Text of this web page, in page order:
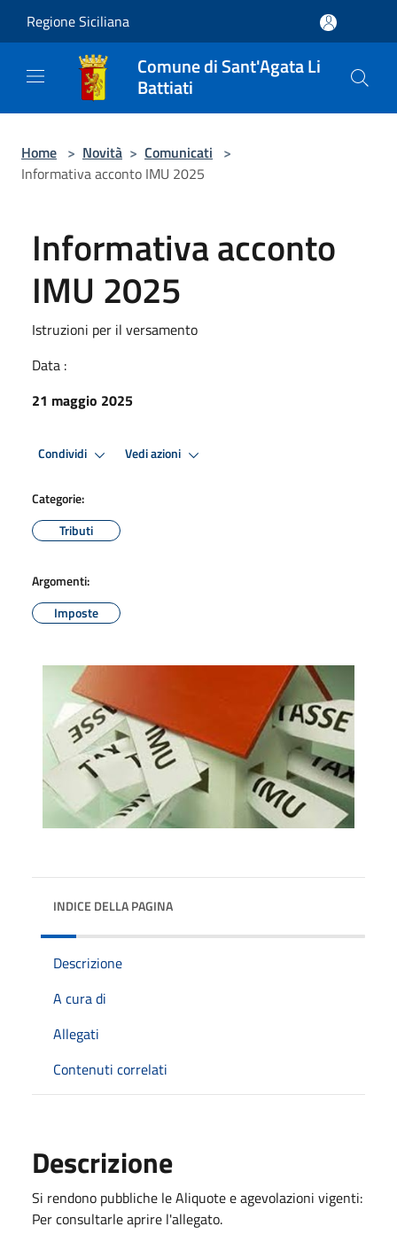
Regione Siciliana
Comune di Sant'Agata Li
Battiati
Home > Novità > Comunicati >
Informativa acconto IMU 2025
Informativa acconto
IMU 2025
Istruzioni per il versamento
Data :
21 maggio 2025
Condividi Vedi azioni
Categorie:
Tributi
Argomenti:
Imposte
INDICE DELLA PAGINA
Descrizione
A cura di
Allegati
Contenuti correlati
Descrizione
Si rendono pubbliche le Aliquote e agevolazioni vigenti:
Per consultarle aprire l'allegato.